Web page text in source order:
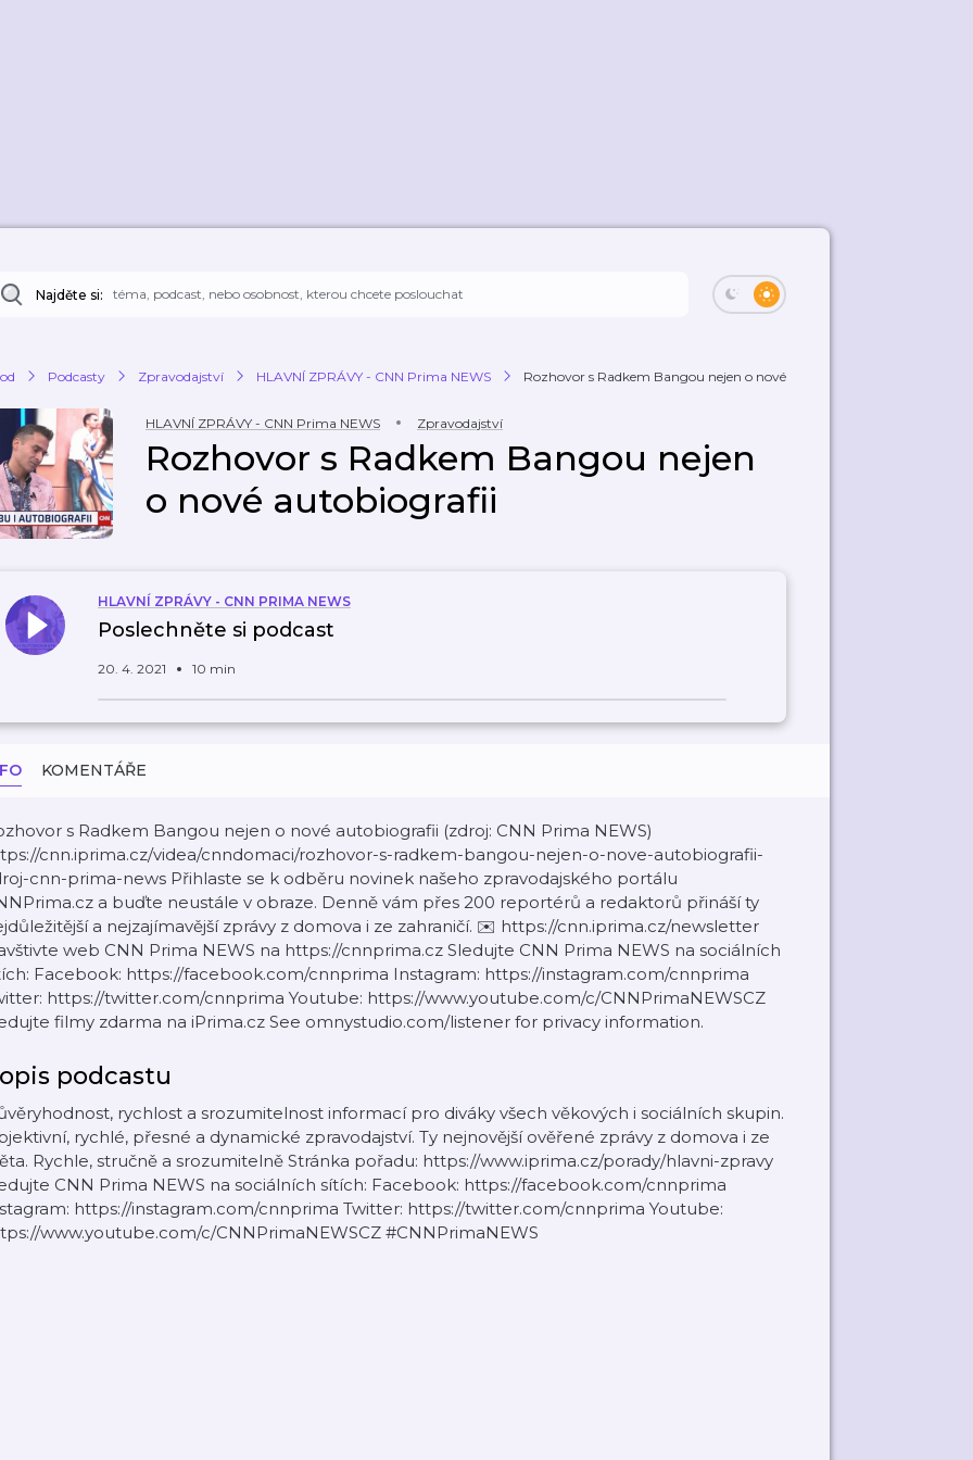
Najděte si:
Podcasty Zpravodajství HLAVNÍ ZPRÁVY - CNN Prima NEWS Rozhovor s Radkem Bangou nejen o nové auto...
HLAVNÍ ZPRÁVY - CNN Prima NEWS Zpravodajství
Rozhovor s Radkem Bangou nejen
o nové autobiografii
HLAVNÍ ZPRÁVY - CNN PRIMA NEWS
Poslechněte si podcast
20. 4. 2021 10 min
KOMENTÁŘE
s Radkem Bangou nejen o nové autobiografii (zdroj: CNN Prima NEWS)
cnn.iprima.cz/videa/cnndomaci/rozhovor-s-radkem-bangou-nejen-o-nove-autobiografii-
cnn-prima-news Přihlaste se k odběru novinek našeho zpravodajského portálu
a buďte neustále v obraze. Denně vám přes 200 reportérů a redaktorů přináší ty
a nejzajímavější zprávy z domova i ze zahraničí. ✉️ https://cnn.iprima.cz/newsletter
web CNN Prima NEWS na https://cnnprima.cz Sledujte CNN Prima NEWS na sociálních
Facebook: https://facebook.com/cnnprima Instagram: https://instagram.com/cnnprima
https://twitter.com/cnnprima Youtube: https://www.youtube.com/c/CNNPrimaNEWSCZ
filmy zdarma na iPrima.cz See omnystudio.com/listener for privacy information.
podcastu
rychlost a srozumitelnost informací pro diváky všech věkových i sociálních skupin.
rychlé, přesné a dynamické zpravodajství. Ty nejnovější ověřené zprávy z domova i ze
Rychle, stručně a srozumitelně Stránka pořadu: https://www.iprima.cz/porady/hlavni-zpravy
CNN Prima NEWS na sociálních sítích: Facebook: https://facebook.com/cnnprima
https://instagram.com/cnnprima Twitter: https://twitter.com/cnnprima Youtube:
www.youtube.com/c/CNNPrimaNEWSCZ #CNNPrimaNEWS